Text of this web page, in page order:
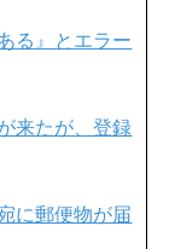
る』とエラー
来たが、登録
に郵便物が届